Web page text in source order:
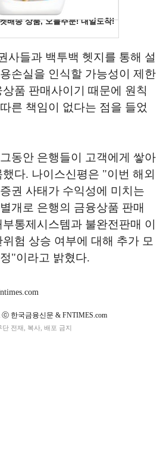
사들과 백투백 헷지를 통해 설
손실을 인식할 가능성이 제한
품 판매사이기 때문에 원칙
른 책임이 없다는 점을 들었
동안 은행들이 고객에게 쌓아
다. 나이스신평은 "이번 해외
권 사태가 수익성에 미치는
개로 은행의 금융상품 판매
통제시스템과 불완전판매 이
험 상승 여부에 대해 추가 모
"이라고 밝혔다.
ⓒ 한국금융신문 & FNTIMES.com
전재, 복사, 배포 금지